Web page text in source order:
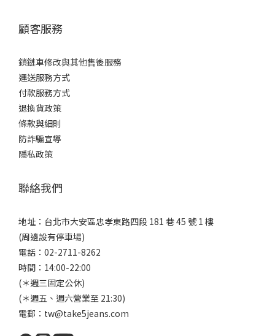
顧客服務
鎖鏈車修改與其他售後服務
運送服務方式
付款服務方式
退換貨政策
條款與細則
防詐騙宣導
隱私政策
聯絡我們
地址：台北市大安區忠孝東路四段 181 巷 45 號 1 樓
(周邊設有停車場)
電話：02-2711-8262
時間：14:00-22:00
(＊週三固定公休)
(＊週五、週六營業至 21:30)
電郵：tw@take5jeans.com